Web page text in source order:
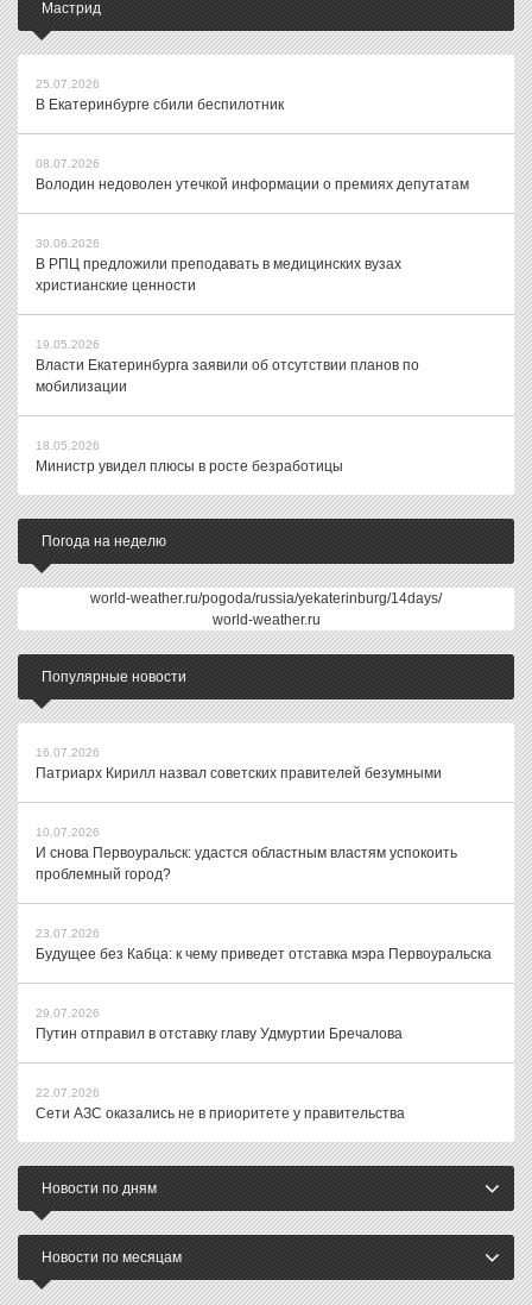
Мастрид
25.07.2026
В Екатеринбурге сбили беспилотник
08.07.2026
Володин недоволен утечкой информации о премиях депутатам
30.06.2026
В РПЦ предложили преподавать в медицинских вузах
христианские ценности
19.05.2026
Власти Екатеринбурга заявили об отсутствии планов по
мобилизации
18.05.2026
Министр увидел плюсы в росте безработицы
Погода на неделю
world-weather.ru/pogoda/russia/yekaterinburg/14days/
world-weather.ru
Популярные новости
16.07.2026
Патриарх Кирилл назвал советских правителей безумными
10.07.2026
И снова Первоуральск: удастся областным властям успокоить
проблемный город?
23.07.2026
Будущее без Кабца: к чему приведет отставка мэра Первоуральска
29.07.2026
Путин отправил в отставку главу Удмуртии Бречалова
22.07.2026
Сети АЗС оказались не в приоритете у правительства
Новости по дням
Новости по месяцам